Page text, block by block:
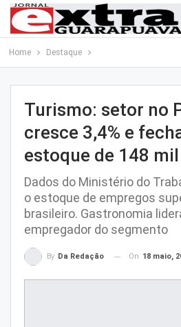
Home Destaque
Turismo: setor no
cresce 3,4% e
estoque de 148
Dados do Ministério do
o estoque de empregos
brasileiro. Gastronomia
empregador do segmento
By Da Redação On 18 maio,